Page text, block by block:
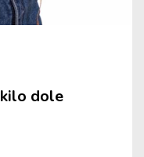
dole